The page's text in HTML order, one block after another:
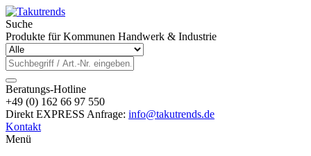
Suche
Produkte für Kommunen Handwerk & Industrie
Beratungs-Hotline
+49 (0) 162 66 97 550
Direkt EXPRESS Anfrage: info@takutrends.de
Kontakt
Menü